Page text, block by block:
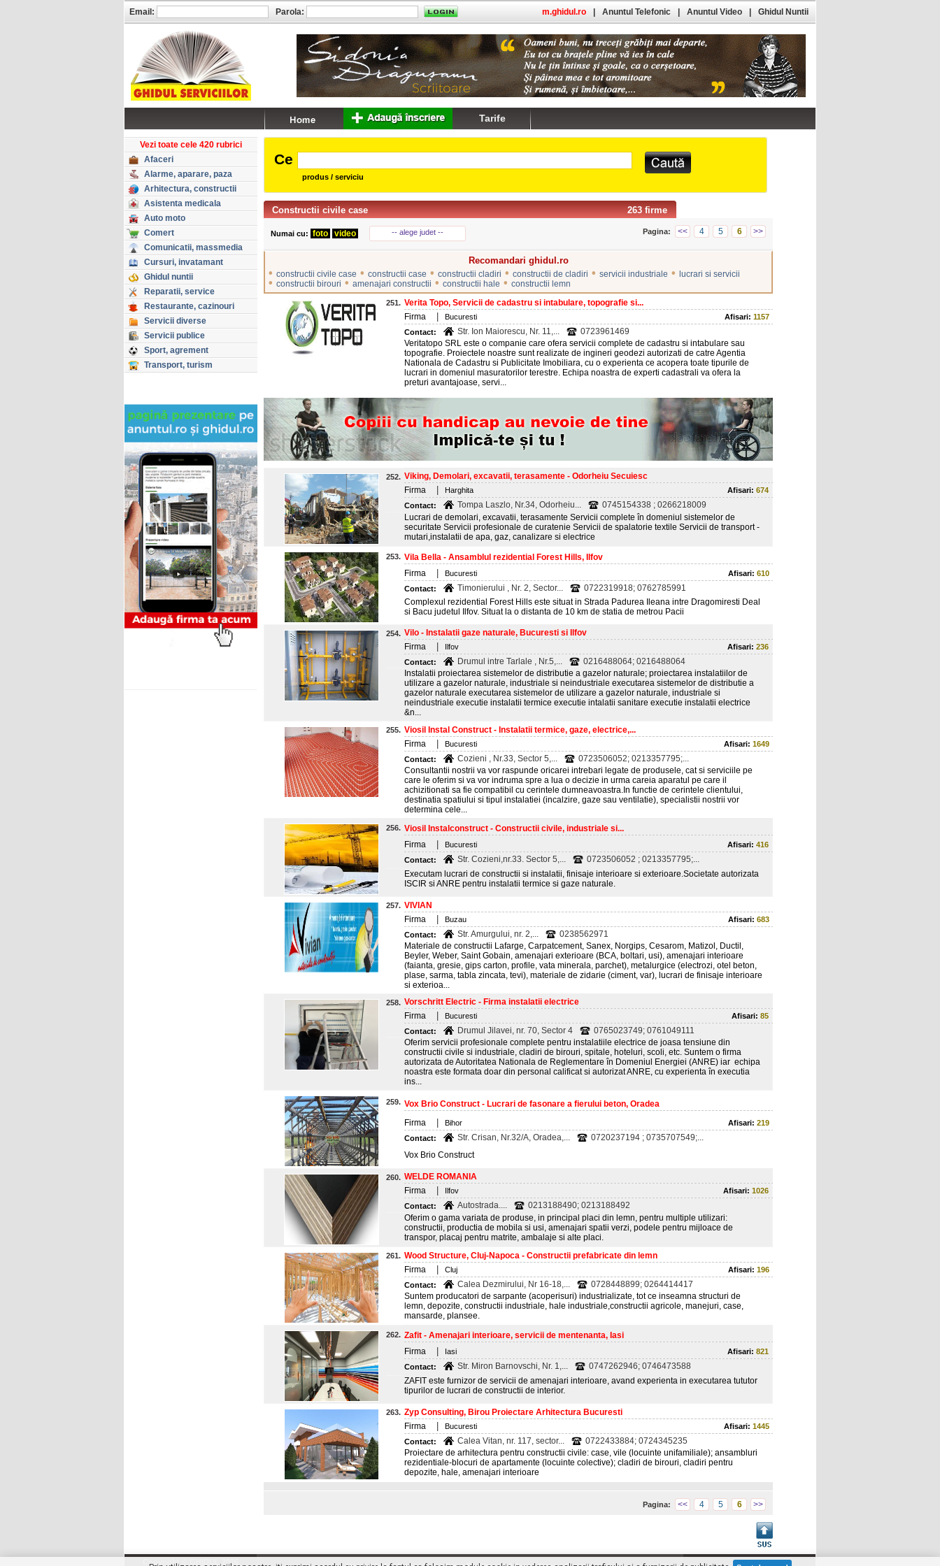
Vezi toate cele 420 rubrici
Afaceri
Alarme, aparare, paza
Arhitectura, constructii
Asistenta medicala
Auto moto
Comert
Comunicatii, massmedia
Cursuri, invatamant
Ghidul nuntii
Reparatii, service
Restaurante, cazinouri
Servicii diverse
Servicii publice
Sport, agrement
Transport, turism
Ce
produs / serviciu
263 firme
Constructii civile case
Numai cu: foto video -- alege judet -- Pagina: << 4 5 6 >>
Recomandari ghidul.ro
• constructii civile case • constructii case • constructii cladiri • constructii de cladiri • servicii industriale • lucrari si servicii
• constructii birouri • amenajari constructii • constructii hale • constructii lemn
251. Verita Topo, Servicii de cadastru si intabulare, topografie si...
Firma
Bucuresti Afisari: 1157
Contact:
Str. Ion Maiorescu, Nr. 11,...
0723961469
Veritatopo SRL este o companie care ofera servicii complete de cadastru si intabulare sau
topografie. Proiectele noastre sunt realizate de ingineri geodezi autorizati de catre Agentia
Nationala de Cadastru si Publicitate Imobiliara, cu o experienta ce acopera toate tipurile de
lucrari in domeniul masuratorilor terestre. Echipa noastra de experti cadastrali va ofera la
preturi avantajoase, servi...
252. Viking, Demolari, excavatii, terasamente - Odorheiu Secuiesc
Firma
Harghita Afisari: 674
Contact:
Tompa Laszlo, Nr.34, Odorheiu...
0745154338 ; 0266218009
Lucrari de demolari, excavatii, terasamente Servicii complete în domeniul sistemelor de
securitate Servicii profesionale de curatenie Servicii de spalatorie textile Servicii de transport -
mutari,instalatii de apa, gaz, canalizare si electrice
253. Vila Bella - Ansamblul rezidential Forest Hills, Ilfov
Firma
Bucuresti Afisari: 610
Contact:
Timonierului , Nr. 2, Sector...
0722319918; 0762785991
Complexul rezidential Forest Hills este situat in Strada Padurea Ileana intre Dragomiresti Deal
si Bacu judetul Ilfov. Situat la o distanta de 10 km de statia de metrou Pacii
254. Vilo - Instalatii gaze naturale, Bucuresti si Ilfov
Firma
Ilfov Afisari: 236
Contact:
Drumul intre Tarlale , Nr.5,...
0216488064; 0216488064
Instalatii proiectarea sistemelor de distributie a gazelor naturale; proiectarea instalatiilor de
utilizare a gazelor naturale, industriale si neindustriale executarea sistemelor de distributie a
gazelor naturale executarea sistemelor de utilizare a gazelor naturale, industriale si
neindustriale executie instalatii termice executie intalatii sanitare executie instalatii electrice
&n...
255. Viosil Instal Construct - Instalatii termice, gaze, electrice,...
Firma
Bucuresti Afisari: 1649
Contact:
Cozieni , Nr.33, Sector 5,...
0723506052; 0213357795;...
Consultantii nostrii va vor raspunde oricarei intrebari legate de produsele, cat si serviciile pe
care le oferim si va vor indruma spre a lua o decizie in urma careia aparatul pe care il
achizitionati sa fie compatibil cu cerintele dumneavoastra.In functie de cerintele clientului,
destinatia spatiului si tipul instalatiei (incalzire, gaze sau ventilatie), specialistii nostrii vor
determina cele...
256. Viosil Instalconstruct - Constructii civile, industriale si...
Firma
Bucuresti Afisari: 416
Contact:
Str. Cozieni,nr.33. Sector 5,...
0723506052 ; 0213357795;...
Executam lucrari de constructii si instalatii, finisaje interioare si exterioare.Societate autorizata
ISCIR si ANRE pentru instalatii termice si gaze naturale.
257. VIVIAN
Firma
Buzau Afisari: 683
Contact:
Str. Amurgului, nr. 2,...
0238562971
Materiale de constructii Lafarge, Carpatcement, Sanex, Norgips, Cesarom, Matizol, Ductil,
Beyler, Weber, Saint Gobain, amenajari exterioare (BCA, boltari, usi), amenajari interioare
(faianta, gresie, gips carton, profile, vata minerala, parchet), metalurgice (electrozi, otel beton,
plase, sarma, tabla zincata, tevi), materiale de zidarie (ciment, var), lucrari de finisaje interioare
si exterioa...
258. Vorschritt Electric - Firma instalatii electrice
Firma
Bucuresti Afisari: 85
Contact:
Drumul Jilavei, nr. 70, Sector 4
0765023749; 0761049111
Oferim servicii profesionale complete pentru instalatiile electrice de joasa tensiune din
constructii civile si industriale, cladiri de birouri, spitale, hoteluri, scoli, etc. Suntem o firma
autorizata de Autoritatea Nationala de Reglementare în Domeniul Energiei (ANRE) iar echipa
noastra este formata doar din personal calificat si autorizat ANRE, cu experienta în executia
ins...
259. Vox Brio Construct - Lucrari de fasonare a fierului beton, Oradea
Firma
Bihor Afisari: 219
Contact:
Str. Crisan, Nr.32/A, Oradea,...
0720237194 ; 0735707549;...
Vox Brio Construct
260. WELDE ROMANIA
Firma
Ilfov Afisari: 1026
Contact:
Autostrada....
0213188490; 0213188492
Oferim o gama variata de produse, in principal placi din lemn, pentru multiple utilizari:
constructii, productia de mobila si usi, amenajari spatii verzi, podele pentru mijloace de
transpor, placaj pentru matrite, ambalaje si alte placi.
261. Wood Structure, Cluj-Napoca - Constructii prefabricate din lemn
Firma
Cluj Afisari: 196
Contact:
Calea Dezmirului, Nr 16-18,...
0728448899; 0264414417
Suntem producatori de sarpante (acoperisuri) industrializate, tot ce inseamna structuri de
lemn, depozite, constructii industriale, hale industriale,constructii agricole, manejuri, case,
mansarde, plansee.
262. Zafit - Amenajari interioare, servicii de mentenanta, Iasi
Firma
Iasi Afisari: 821
Contact:
Str. Miron Barnovschi, Nr. 1,...
0747262946; 0746473588
ZAFIT este furnizor de servicii de amenajari interioare, avand experienta in executarea tututor
tipurilor de lucrari de constructii de interior.
263. Zyp Consulting, Birou Proiectare Arhitectura Bucuresti
Firma
Bucuresti Afisari: 1445
Contact:
Calea Vitan, nr. 117, sector...
0722433884; 0724345235
Proiectare de arhitectura pentru constructii civile: case, vile (locuinte unifamiliale); ansambluri
rezidentiale-blocuri de apartamente (locuinte colective); cladiri de birouri, cladiri pentru
depozite, hale, amenajari interioare
Pagina: << 4 5 6 >>
Email: Parola: m.ghidul.ro Anuntul Telefonic Anuntul Video Ghidul Nuntii
Tarife
Copyright © GHIDUL 2026